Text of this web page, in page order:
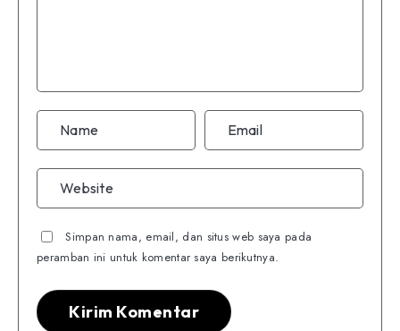
Simpan nama, email, dan situs web saya pada
peramban ini untuk komentar saya berikutnya.